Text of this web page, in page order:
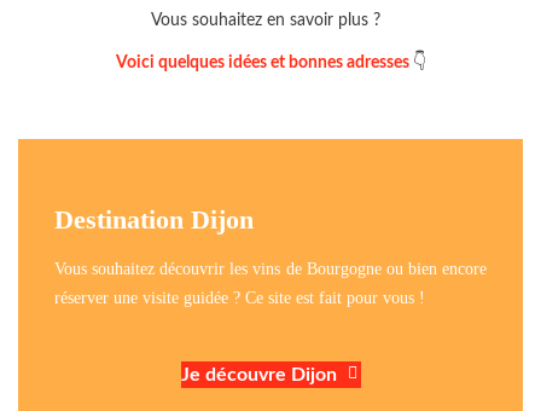
Vous souhaitez en savoir plus ?
Voici quelques idées et bonnes adresses 👇
Destination Dijon
Vous souhaitez découvrir les vins de Bourgogne ou bien encore
réserver une visite guidée ? Ce site est fait pour vous !
Je découvre Dijon